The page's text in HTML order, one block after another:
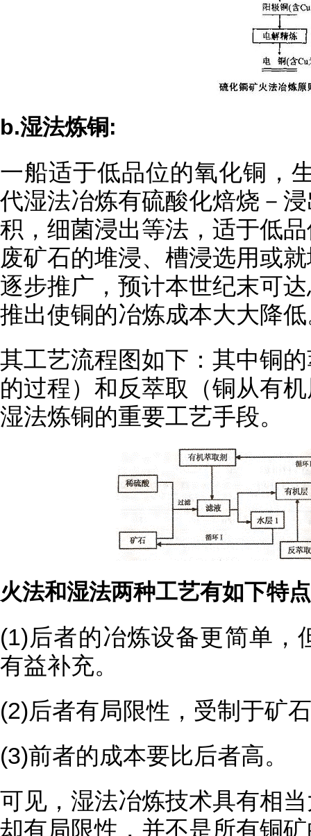
b.湿法炼铜:
一船适于低品位的氧化铜，
代湿法冶炼有硫酸化焙烧－
积，细菌浸出等法，适于低
废矿石的堆浸、槽浸选用或
逐步推广，预计本世纪末可
推出使铜的冶炼成本大大降
其工艺流程图如下：其中铜
的过程）和反萃取（铜从有
湿法炼铜的重要工艺手段。
火法和湿法两种工艺有如下特
(1)后者的冶炼设备更简单，
有益补充。
(2)后者有局限性，受制于矿
(3)前者的成本要比后者高。
可见，湿法冶炼技术具有相
却有局限性，并不是所有铜